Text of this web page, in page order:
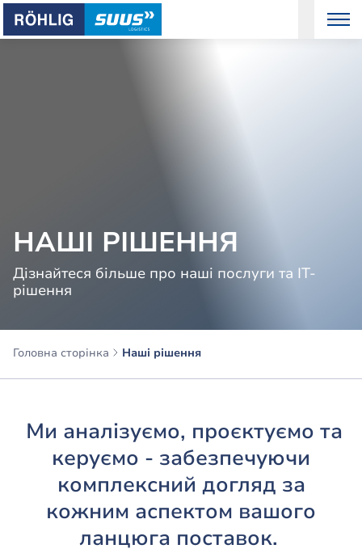
НАШІ РІШЕННЯ
Дізнайтеся більше про наші послуги та ІТ-
рішення
Головна сторінка Наші рішення
Ми аналізуємо, проєктуємо та
керуємо - забезпечуючи
комплексний догляд за
кожним аспектом вашого
ланцюга поставок.